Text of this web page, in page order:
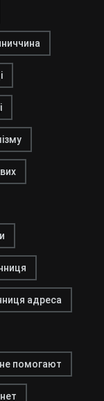
адреса
помогают